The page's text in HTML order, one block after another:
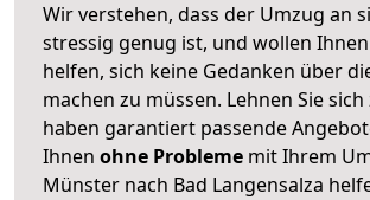
Wir verstehen, dass der Umzug an
stressig genug ist, und wollen
helfen, sich keine Gedanken über
machen zu müssen. Lehnen Sie
haben garantiert passende
Ihnen ohne Probleme mit Ihrem
Münster nach Bad Langensalza